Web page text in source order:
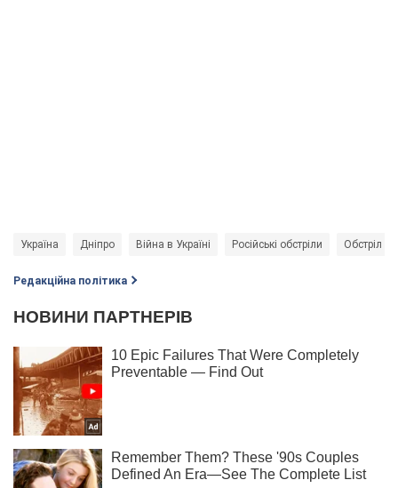
Україна Дніпро Війна в Україні Російські обстріли Обстріл
Редакційна політика